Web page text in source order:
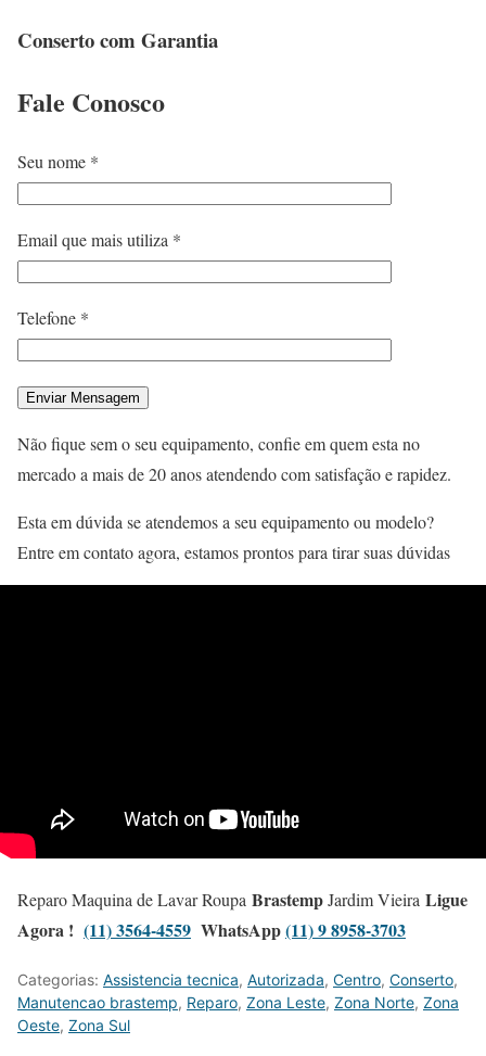
Conserto com Garantia
Fale Conosco
Seu nome *
Email que mais utiliza *
Telefone *
Não fique sem o seu equipamento, confie em quem esta no
mercado a mais de 20 anos atendendo com satisfação e rapidez.
Esta em dúvida se atendemos a seu equipamento ou modelo?
Entre em contato agora, estamos prontos para tirar suas dúvidas
Reparo Maquina de Lavar Roupa BrastempJardim Vieira Ligue
Agora ! (11) 3564-4559 WhatsApp(11) 9 8958-3703
Categorias: Assistencia tecnica, Autorizada, Centro, Conserto,
Manutencao brastemp, Reparo, Zona Leste, Zona Norte, Zona
Oeste, Zona Sul